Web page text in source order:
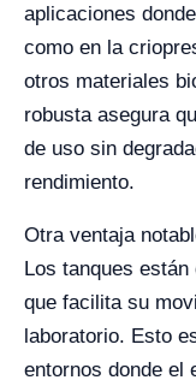
aplicaciones
como en la
otros materiales
robusta asegura
de uso sin
rendimiento.
Otra ventaja
Los tanques
que facilita su
laboratorio. Esto
entornos donde el